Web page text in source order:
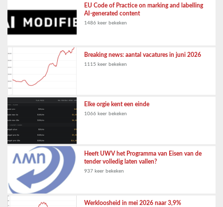
EU Code of Practice on marking and labelling
AI-generated content
1486 keer bekeken
Breaking news: aantal vacatures in juni 2026
1115 keer bekeken
Elke orgie kent een einde
1066 keer bekeken
Heeft UWV het Programma van Eisen van de
tender volledig laten vallen?
937 keer bekeken
Werkloosheid in mei 2026 naar 3,9%